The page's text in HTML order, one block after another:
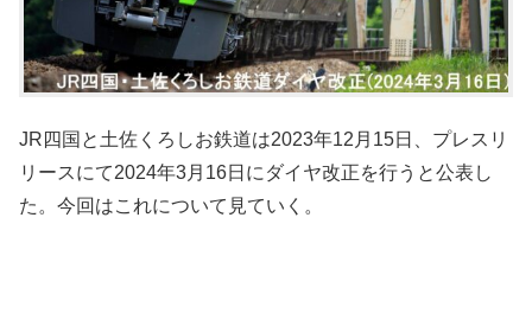
JR四国と土佐くろしお鉄道は2023年12月15日、プレスリ
リースにて2024年3月16日にダイヤ改正を行うと公表し
た。今回はこれについて見ていく。